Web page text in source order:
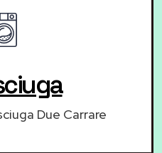
Due Carrare